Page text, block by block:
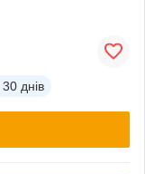
30 днів